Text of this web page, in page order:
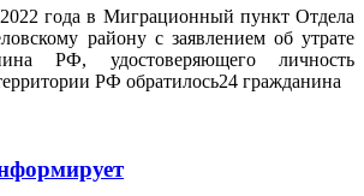
года в Миграционный пункт Отдела
району с заявлением об утрате
РФ, удостоверяющего личность
РФ обратилось24 гражданина